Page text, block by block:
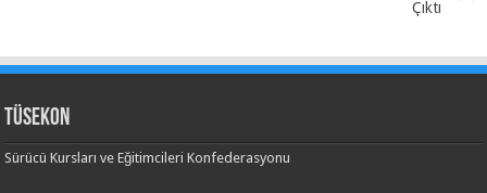
Çıktı
TÜSEKON
Sürücü Kursları ve Eğitimcileri Konfederasyonu